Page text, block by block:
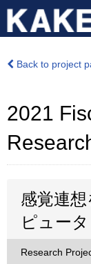
Back to project
2021
感覚連
ピュー
Research